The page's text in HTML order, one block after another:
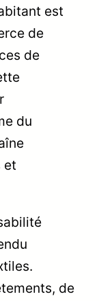
est
de
de
du
et
de